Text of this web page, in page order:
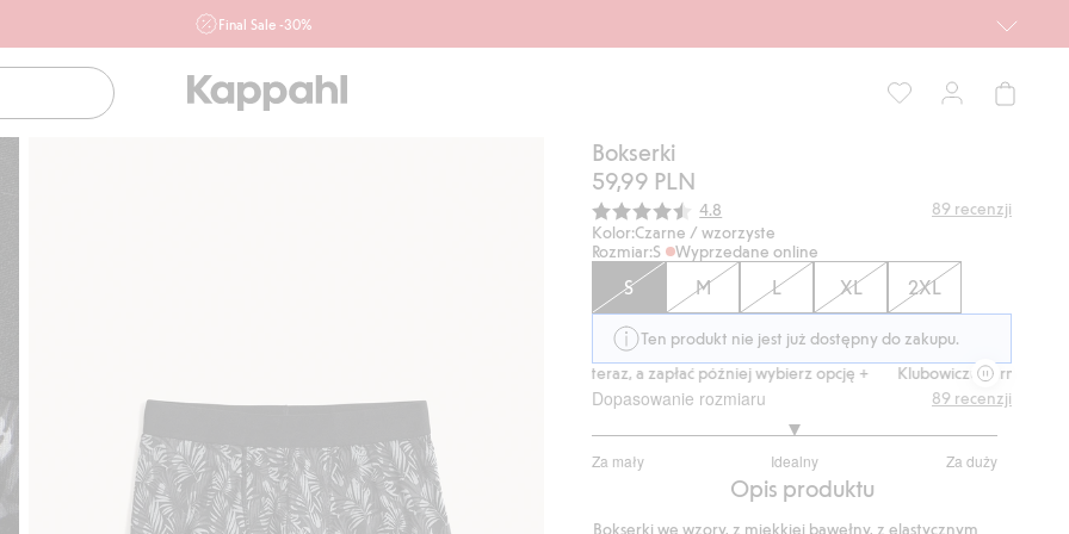
Final Sale -30%
ofertę, również z działu outlet do 10.8 w sklepach Kappahl i
Newbie oraz na kappahl.com. Ofert nie łączymy
Bokserki
59,99 PLN
Średnia ocena:
4.8 89 recenzji
Kolor:Czarne / wzorzyste
Rozmiar:S Wyprzedane online
S M L XL 2XL
Ten produkt nie jest już dostępny do zakupu.
Kup teraz, a zapłać później wybierz opcję + Klubowiczu darmowa
Dopasowanie rozmiaru
Za mały Idealny Za duży
na
89 recenzji
Opis produktu
Bokserki we wzory, z miękkiej bawełny, z elastycznym